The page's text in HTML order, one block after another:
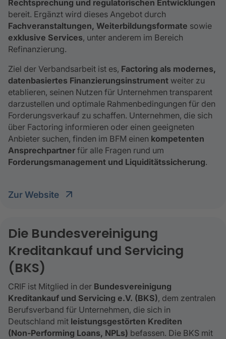
Rechtsprechung und regulatorischen Entwicklungen
bereit. Ergänzt wird dieses Angebot durch
Fachveranstaltungen, Weiterbildungsformate sowie
exklusive Services, unter anderem im Bereich
Refinanzierung.
Ziel der Verbandsarbeit ist es, Factoring als modernes,
datenbasiertes Finanzierungsinstrument weiter zu
etablieren, seinen Nutzen für Unternehmen transparent
darzustellen und optimale Rahmenbedingungen für den
Forderungsverkauf zu schaffen. Unternehmen, die sich
über Factoring informieren oder einen geeigneten
Anbieter suchen, finden im BFM einen kompetenten
Ansprechpartner für alle Fragen rund um
Forderungsmanagement und Liquiditätssicherung.
Zur Website
Die Bundesvereinigung
Kreditankauf und Servicing
(BKS)
CRIF ist Mitglied in der Bundesvereinigung
Kreditankauf und Servicing e.V. (BKS), dem zentralen
Berufsverband für Unternehmen, die sich in
Deutschland mit leistungsgestörten Krediten
(Non‑Performing Loans, NPLs) befassen. Die BKS mit